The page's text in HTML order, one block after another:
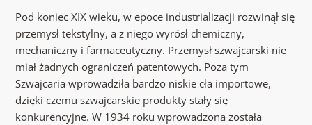
Pod koniec XIX wieku, w epoce industrializacji rozwinął się
przemysł tekstylny, a z niego wyrósł chemiczny,
mechaniczny i farmaceutyczny. Przemysł szwajcarski nie
miał żadnych ograniczeń patentowych. Poza tym
Szwajcaria wprowadziła bardzo niskie cła importowe,
dzięki czemu szwajcarskie produkty stały się
konkurencyjne. W 1934 roku wprowadzona została